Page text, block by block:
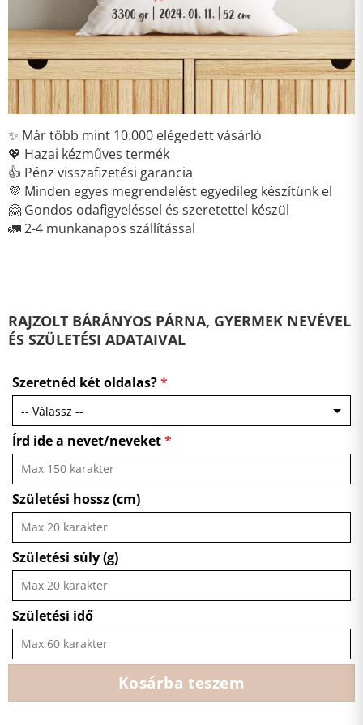
✨ Már több mint 10.000 elégedett vásárló
💖 Hazai kézműves termék
👍 Pénz visszafizetési garancia
💜 Minden egyes megrendelést egyedileg készítünk el
🤗 Gondos odafigyeléssel és szeretettel készül
🚛 2-4 munkanapos szállítással
RAJZOLT BÁRÁNYOS PÁRNA, GYERMEK NEVÉVEL
ÉS SZÜLETÉSI ADATAIVAL
Szeretnéd két oldalas?*
Írd ide a nevet/neveket*
Születési hossz (cm)
Születési súly (g)
Születési idő
Kosárba teszem